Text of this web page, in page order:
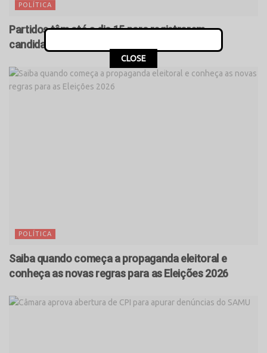
POLÍTICA
Partidos têm até o dia 15 para registrarem
candidaturas nos tribunais
POLÍTICA
Saiba quando começa a propaganda eleitoral e
conheça as novas regras para as Eleições 2026
CLOSE